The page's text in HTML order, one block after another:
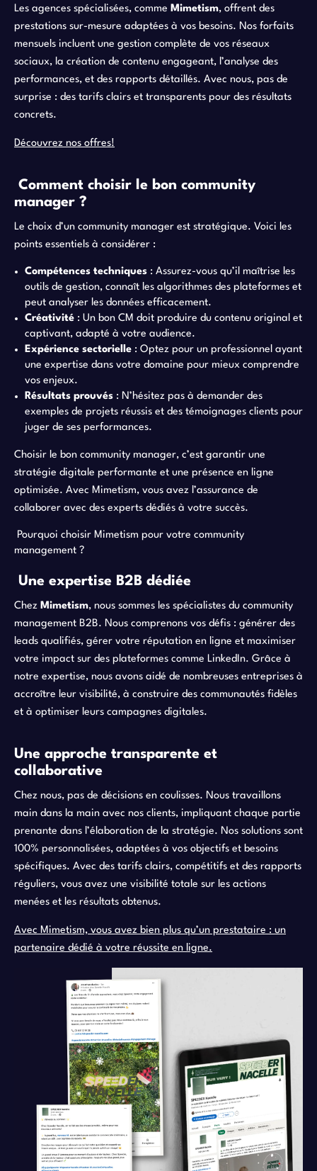
Les agences spécialisées, comme Mimetism, offrent des
prestations sur-mesure adaptées à vos besoins. Nos forfaits
mensuels incluent une gestion complète de vos réseaux
sociaux, la création de contenu engageant, l’analyse des
performances, et des rapports détaillés. Avec nous, pas de
surprise : des tarifs clairs et transparents pour des résultats
concrets.
Découvrez nos offres!
Comment choisir le bon community
manager ?
Le choix d’un community manager est stratégique. Voici les
points essentiels à considérer :
Compétences techniques : Assurez-vous qu’il maîtrise les
outils de gestion, connaît les algorithmes des plateformes et
peut analyser les données efficacement.
Créativité : Un bon CM doit produire du contenu original et
captivant, adapté à votre audience.
Expérience sectorielle : Optez pour un professionnel ayant
une expertise dans votre domaine pour mieux comprendre
vos enjeux.
Résultats prouvés : N’hésitez pas à demander des
exemples de projets réussis et des témoignages clients pour
juger de ses performances.
Choisir le bon community manager, c’est garantir une
stratégie digitale performante et une présence en ligne
optimisée. Avec Mimetism, vous avez l’assurance de
collaborer avec des experts dédiés à votre succès.
Pourquoi choisir Mimetism pour votre community
management ?
Une expertise B2B dédiée
Chez Mimetism, nous sommes les spécialistes du community
management B2B. Nous comprenons vos défis : générer des
leads qualifiés, gérer votre réputation en ligne et maximiser
votre impact sur des plateformes comme LinkedIn. Grâce à
notre expertise, nous avons aidé de nombreuses entreprises à
accroître leur visibilité, à construire des communautés fidèles
et à optimiser leurs campagnes digitales.
Une approche transparente et
collaborative
Chez nous, pas de décisions en coulisses. Nous travaillons
main dans la main avec nos clients, impliquant chaque partie
prenante dans l’élaboration de la stratégie. Nos solutions sont
100% personnalisées, adaptées à vos objectifs et besoins
spécifiques. Avec des tarifs clairs, compétitifs et des rapports
réguliers, vous avez une visibilité totale sur les actions
menées et les résultats obtenus.
Avec Mimetism, vous avez bien plus qu’un prestataire : un
partenaire dédié à votre réussite en ligne.